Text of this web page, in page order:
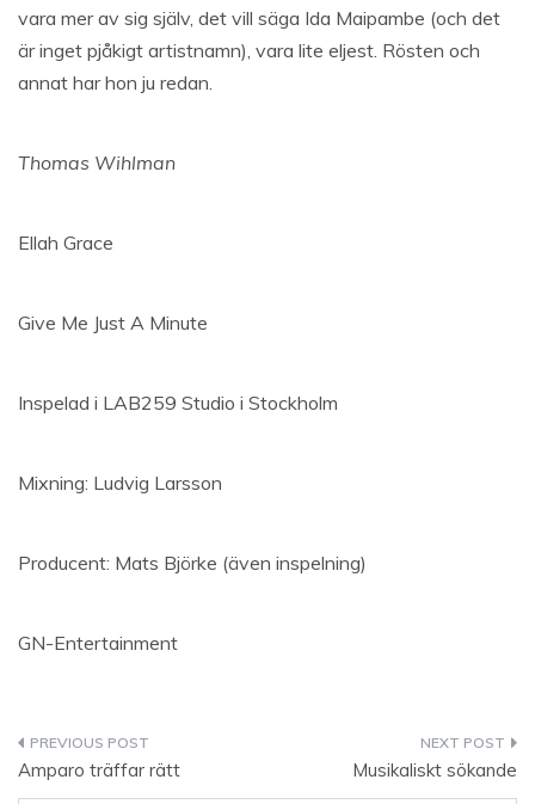
vara mer av sig själv, det vill säga Ida Maipambe (och det
är inget pjåkigt artistnamn), vara lite eljest. Rösten och
annat har hon ju redan.
Thomas Wihlman
Ellah Grace
Give Me Just A Minute
Inspelad i LAB259 Studio i Stockholm
Mixning: Ludvig Larsson
Producent: Mats Björke (även inspelning)
GN-Entertainment
Inläggsnavigering
Amparo träffar rätt Musikaliskt sökande